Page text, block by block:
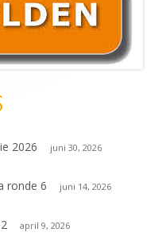
2026 juni 30, 2026
ronde 6 juni 14, 2026
april 9, 2026